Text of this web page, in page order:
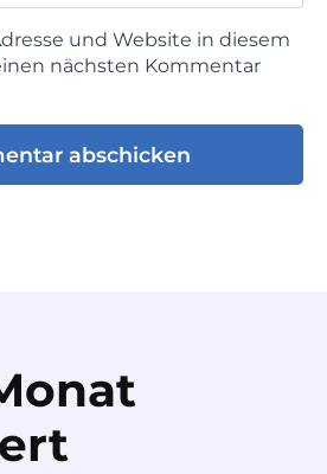
und Website in diesem
nächsten Kommentar